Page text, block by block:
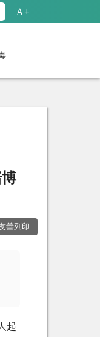
Ａ+
善列印
起